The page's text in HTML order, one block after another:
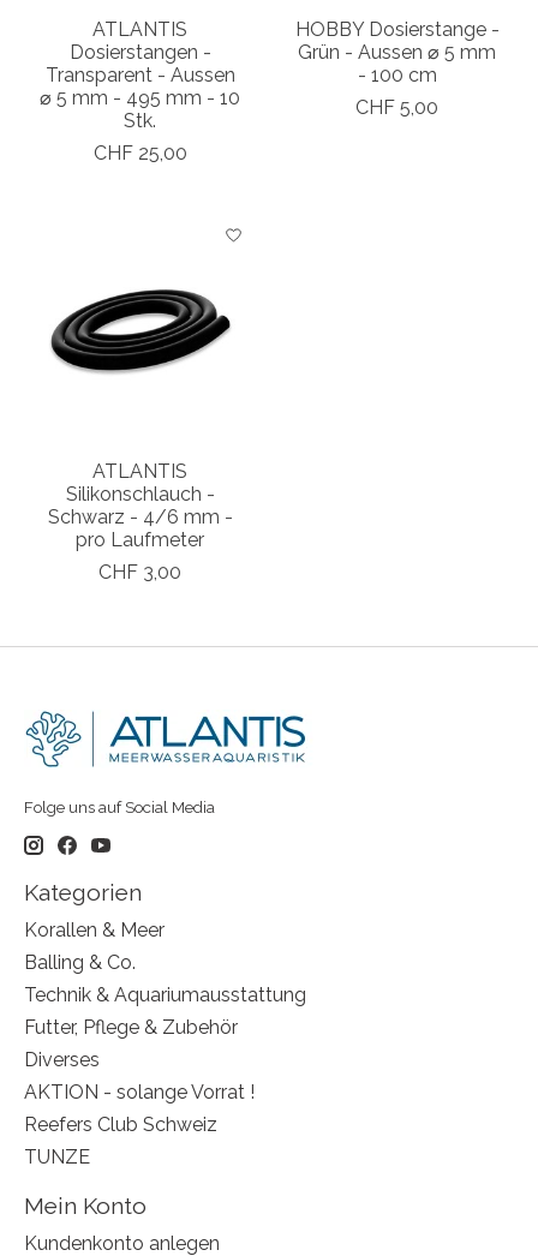
ATLANTIS
Dosierstangen -
Transparent - Aussen
⌀ 5 mm - 495 mm - 10
Stk.
CHF 25,00
HOBBY Dosierstange -
Grün - Aussen ⌀ 5 mm
- 100 cm
CHF 5,00
ATLANTIS
Silikonschlauch -
Schwarz - 4/6 mm -
pro Laufmeter
CHF 3,00
Folge uns auf Social Media
Kategorien
Korallen & Meer
Balling & Co.
Technik & Aquariumausstattung
Futter, Pflege & Zubehör
Diverses
AKTION - solange Vorrat !
Reefers Club Schweiz
TUNZE
Mein Konto
Kundenkonto anlegen